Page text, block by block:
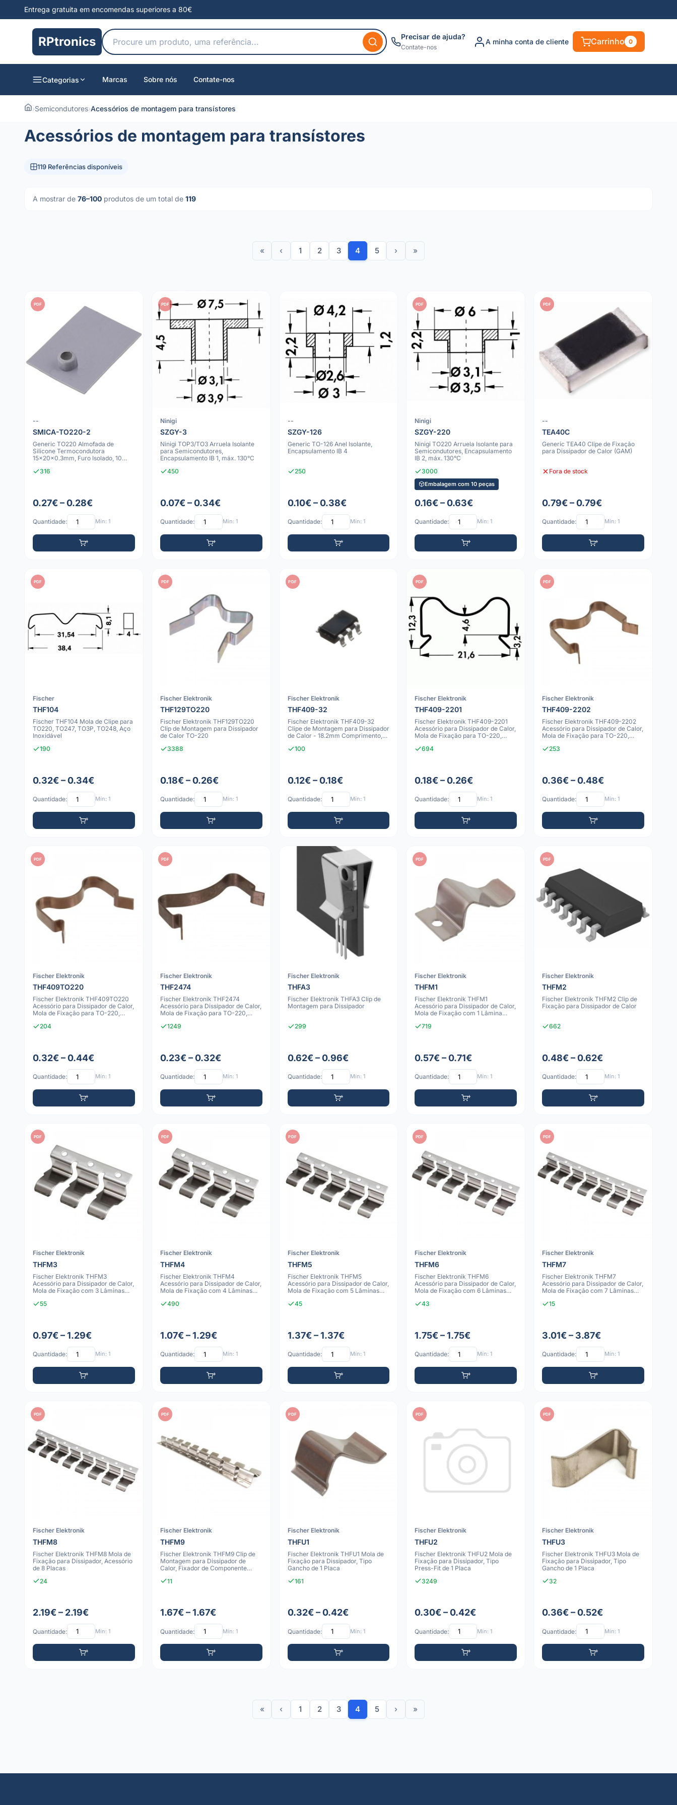
Entrega gratuita em encomendas superiores a 80€
RPtronics Precisar de ajuda?
Contate-nos
A minha conta de cliente Carrinho 0
Categorias Marcas Sobre nós Contate-nos
›Semicondutores›Acessórios de montagem para transístores
Acessórios de montagem para transístores
119 Referências disponíveis
A mostrar de 76–100 produtos de um total de 119
« ‹ 1 2 3 4 5 › »
PDF
--
SMICA-TO220-2
Generic TO220 Almofada de
Silicone Termocondutora
15x20x0.3mm, Furo Isolado, 10
316
0.27€ – 0.28€
Quantidade: Mín: 1
PDF
Ninigi
SZGY-3
Ninigi TOP3/TO3 Arruela Isolante
para Semicondutores,
Encapsulamento IB 1, máx. 130°C
450
0.07€ – 0.34€
Quantidade: Mín: 1
--
SZGY-126
Generic TO-126 Anel Isolante,
Encapsulamento IB 4
250
0.10€ – 0.38€
Quantidade: Mín: 1
PDF
Ninigi
SZGY-220
Ninigi TO220 Arruela Isolante para
Semicondutores, Encapsulamento
IB 2, máx. 130°C
3000
Embalagem com 10 peças
0.16€ – 0.63€
Quantidade: Mín: 1
PDF
--
TEA40C
Generic TEA40 Clipe de Fixação
para Dissipador de Calor (GAM)
Fora de stock
0.79€ – 0.79€
Quantidade: Mín: 1
PDF
Fischer
THF104
Fischer THF104 Mola de Clipe para
TO220, TO247, TO3P, TO248, Aço
Inoxidável
190
0.32€ – 0.34€
Quantidade: Mín: 1
PDF
Fischer Elektronik
THF129TO220
Fischer Elektronik THF129TO220
Clip de Montagem para Dissipador
de Calor TO-220
3388
0.18€ – 0.26€
Quantidade: Mín: 1
PDF
Fischer Elektronik
THF409-32
Fischer Elektronik THF409-32
Clipe de Montagem para Dissipador
de Calor - 18.2mm Comprimento,
100
0.12€ – 0.18€
Quantidade: Mín: 1
PDF
Fischer Elektronik
THF409-2201
Fischer Elektronik THF409-2201
Acessório para Dissipador de Calor,
Mola de Fixação para TO-220,
694
0.18€ – 0.26€
Quantidade: Mín: 1
PDF
Fischer Elektronik
THF409-2202
Fischer Elektronik THF409-2202
Acessório para Dissipador de Calor,
Mola de Fixação para TO-220,
253
0.36€ – 0.48€
Quantidade: Mín: 1
PDF
Fischer Elektronik
THF409TO220
Fischer Elektronik THF409TO220
Acessório para Dissipador de Calor,
Mola de Fixação para TO-220,
204
0.32€ – 0.44€
Quantidade: Mín: 1
PDF
Fischer Elektronik
THF2474
Fischer Elektronik THF2474
Acessório para Dissipador de Calor,
Mola de Fixação para TO-220,
1249
0.23€ – 0.32€
Quantidade: Mín: 1
Fischer Elektronik
THFA3
Fischer Elektronik THFA3 Clip de
Montagem para Dissipador
299
0.62€ – 0.96€
Quantidade: Mín: 1
PDF
Fischer Elektronik
THFM1
Fischer Elektronik THFM1
Acessório para Dissipador de Calor,
Mola de Fixação com 1 Lâmina
719
0.57€ – 0.71€
Quantidade: Mín: 1
PDF
Fischer Elektronik
THFM2
Fischer Elektronik THFM2 Clip de
Fixação para Dissipador de Calor
662
0.48€ – 0.62€
Quantidade: Mín: 1
PDF
Fischer Elektronik
THFM3
Fischer Elektronik THFM3
Acessório para Dissipador de Calor,
Mola de Fixação com 3 Lâminas
55
0.97€ – 1.29€
Quantidade: Mín: 1
PDF
Fischer Elektronik
THFM4
Fischer Elektronik THFM4
Acessório para Dissipador de Calor,
Mola de Fixação com 4 Lâminas
490
1.07€ – 1.29€
Quantidade: Mín: 1
PDF
Fischer Elektronik
THFM5
Fischer Elektronik THFM5
Acessório para Dissipador de Calor,
Mola de Fixação com 5 Lâminas
45
1.37€ – 1.37€
Quantidade: Mín: 1
PDF
Fischer Elektronik
THFM6
Fischer Elektronik THFM6
Acessório para Dissipador de Calor,
Mola de Fixação com 6 Lâminas
43
1.75€ – 1.75€
Quantidade: Mín: 1
PDF
Fischer Elektronik
THFM7
Fischer Elektronik THFM7
Acessório para Dissipador de Calor,
Mola de Fixação com 7 Lâminas
15
3.01€ – 3.87€
Quantidade: Mín: 1
PDF
Fischer Elektronik
THFM8
Fischer Elektronik THFM8 Mola de
Fixação para Dissipador, Acessório
de 8 Placas
24
2.19€ – 2.19€
Quantidade: Mín: 1
PDF
Fischer Elektronik
THFM9
Fischer Elektronik THFM9 Clip de
Montagem para Dissipador de
Calor, Fixador de Componente
11
1.67€ – 1.67€
Quantidade: Mín: 1
PDF
Fischer Elektronik
THFU1
Fischer Elektronik THFU1 Mola de
Fixação para Dissipador, Tipo
Gancho de 1 Placa
161
0.32€ – 0.42€
Quantidade: Mín: 1
PDF
Fischer Elektronik
THFU2
Fischer Elektronik THFU2 Mola de
Fixação para Dissipador, Tipo
Press-Fit de 1 Placa
3249
0.30€ – 0.42€
Quantidade: Mín: 1
PDF
Fischer Elektronik
THFU3
Fischer Elektronik THFU3 Mola de
Fixação para Dissipador, Tipo
Gancho de 1 Placa
32
0.36€ – 0.52€
Quantidade: Mín: 1
« ‹ 1 2 3 4 5 › »